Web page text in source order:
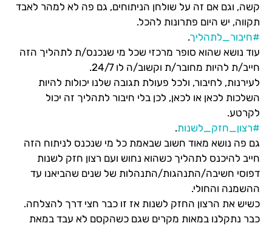
קשה, וגם אם זה על שולחן הניתוחים, גם פה לא למהר לאבד
תקווה, יש היום פתרונות להכל.
#חיבור_לתהליך.
עוד נושא שהוא סופר מרכזי שכל מי שנכנס/ת לתהליך הזה
חייב/ת להיות מחובר/ת וקשוב/ה לו 24/7.
לעירנות, לחיבור, ולכל פעולת תגובה שלנו יכולות להיות
השלכות לכאן או לכאן, לכן בלי חיבור לתהליך זה יכול
לקרטע.
#רצון_חזק_לשנות.
גם פה נושא מאוד חשוב שבאמת כל מי שנכנס לניתוח הזה
חייב להיכנס לתהליך כשהוא נחוש ועם רצון חזק לשנות
דפוסי חשיבה/התנהגות/התנהלות של שנים שהביאנו עד
ההשמנה והחולי.
כשיש את הרצון החזק לשנות אז זו כבר חצי דרך להצלחה.
כבר נתקלנו במאות מקרים שגם כשהקסם לא עבד במאת